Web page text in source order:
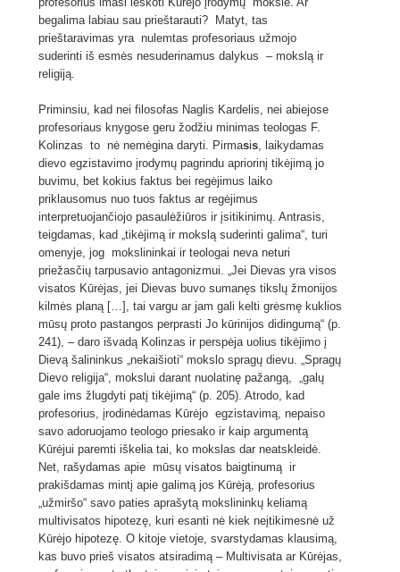
begalima labiau sau prieštarauti? Matyt, tas
prieštaravimas yra nulemtas profesoriaus užmojo
suderinti iš esmės nesuderinamus dalykus – mokslą ir
religiją.
Priminsiu, kad nei filosofas Naglis Kardelis, nei abiejose
profesoriaus knygose geru žodžiu minimas teologas F.
Kolinzas to nė nemėgina daryti. Pirmasis, laikydamas
dievo egzistavimo įrodymų pagrindu apriorinį tikėjimą jo
buvimu, bet kokius faktus bei regėjimus laiko
priklausomus nuo tuos faktus ar regėjimus
interpretuojančiojo pasaulėžiūros ir įsitikinimų. Antrasis,
teigdamas, kad „tikėjimą ir mokslą suderinti galima“, turi
omenyje, jog mokslininkai ir teologai neva neturi
priežasčių tarpusavio antagonizmui. „Jei Dievas yra visos
visatos Kūrėjas, jei Dievas buvo sumanęs tikslų žmonijos
kilmės planą […], tai vargu ar jam gali kelti grėsmę kuklios
mūsų proto pastangos perprasti Jo kūrinijos didingumą“ (p.
241), – daro išvadą Kolinzas ir perspėja uolius tikėjimo į
Dievą šalininkus „nekaišioti“ mokslo spragų dievu. „Spragų
Dievo religija“, mokslui darant nuolatinę pažangą, „galų
gale ims žlugdyti patį tikėjimą“ (p. 205). Atrodo, kad
profesorius, įrodinėdamas Kūrėjo egzistavimą, nepaiso
savo adoruojamo teologo priesako ir kaip argumentą
Kūrėjui paremti iškelia tai, ko mokslas dar neatskleidė.
Net, rašydamas apie mūsų visatos baigtinumą ir
prakišdamas mintį apie galimą jos Kūrėją, profesorius
„užmiršo“ savo paties aprašytą mokslininkų keliamą
multivisatos hipotezę, kuri esanti nė kiek neįtikimesnė už
Kūrėjo hipotezę. O kitoje vietoje, svarstydamas klausimą,
kas buvo prieš visatos atsiradimą – Multivisata ar Kūrėjas,